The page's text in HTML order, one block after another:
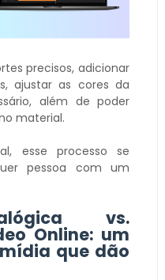
precisos, adicionar
ajustar as cores da
além de poder
material.
esse processo se
pessoa com um
vs.
Online: um
que dão